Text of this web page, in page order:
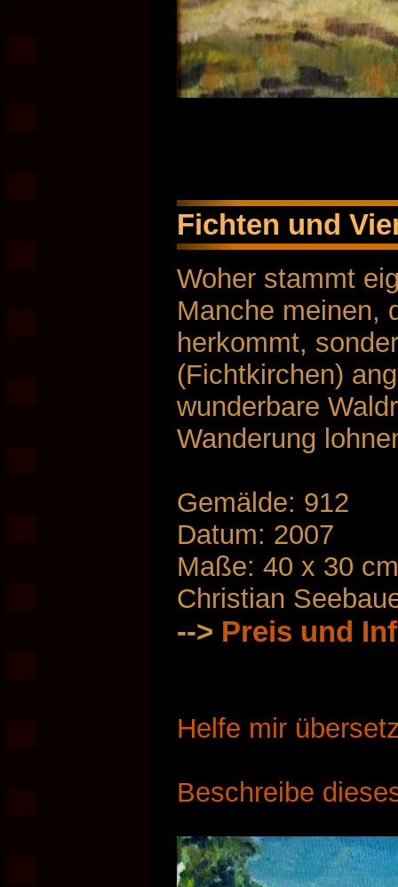
Fichten und
Woher stammt
Manche meinen,
herkommt,
(Fichtkirchen)
wunderbare
Wanderung
Gemälde: 912
Datum: 2007
Maße: 40 x 30 cm
Christian
--> Preis und
Helfe mir
Beschreibe